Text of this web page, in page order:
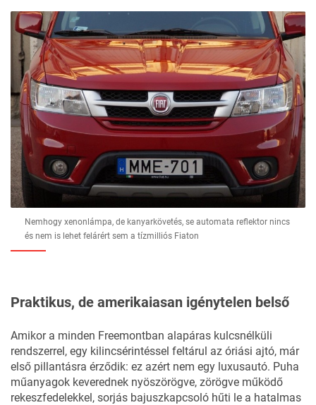
Nemhogy xenonlámpa, de kanyarkövetés, se automata reflektor nincs
és nem is lehet felárért sem a tízmilliós Fiaton
Praktikus, de amerikaiasan igénytelen belső
Amikor a minden Freemontban alapáras kulcsnélküli
rendszerrel, egy kilincsérintéssel feltárul az óriási ajtó, már
első pillantásra érződik: ez azért nem egy luxusautó. Puha
műanyagok keverednek nyöszörögve, zörögve működő
rekeszfedelekkel, sorjás bajuszkapcsoló hűti le a hatalmas